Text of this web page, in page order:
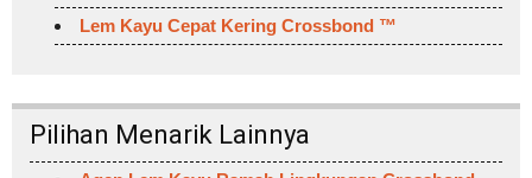
Lem Kayu Cepat Kering Crossbond ™
Pilihan Menarik Lainnya